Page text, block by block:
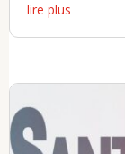
lire plus